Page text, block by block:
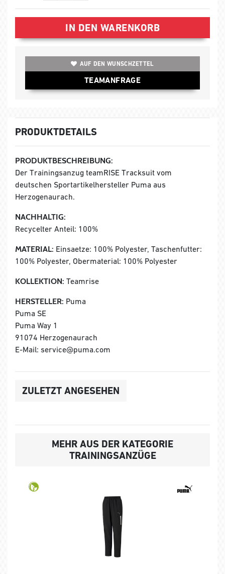
IN DEN WARENKORB
AUF DEN WUNSCHZETTEL
TEAMANFRAGE
PRODUKTDETAILS
PRODUKTBESCHREIBUNG:
Der Trainingsanzug teamRISE Tracksuit vom
deutschen Sportartikelhersteller Puma aus
Herzogenaurach.
NACHHALTIG:
Recycelter Anteil: 100%
MATERIAL: Einsaetze: 100% Polyester, Taschenfutter:
100% Polyester, Obermaterial: 100% Polyester
KOLLEKTION: Teamrise
HERSTELLER: Puma
Puma SE
Puma Way 1
91074 Herzogenaurach
E-Mail: service@puma.com
ZULETZT ANGESEHEN
MEHR AUS DER KATEGORIE
TRAININGSANZÜGE